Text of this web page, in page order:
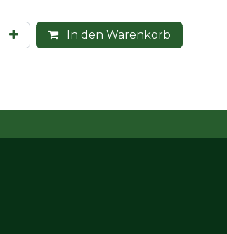
In den Warenkorb